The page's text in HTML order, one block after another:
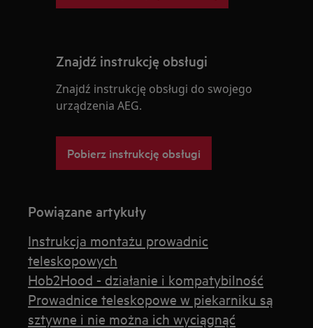
Znajdź instrukcję obsługi
Znajdź instrukcję obsługi do swojego
urządzenia AEG.
Pobierz instrukcję obsługi
Powiązane artykuły
Instrukcja montażu prowadnic
teleskopowych
Hob2Hood - działanie i kompatybilność
Prowadnice teleskopowe w piekarniku są
sztywne i nie można ich wyciągnąć